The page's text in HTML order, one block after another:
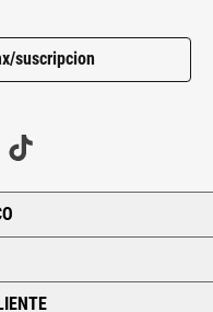
suscripcion